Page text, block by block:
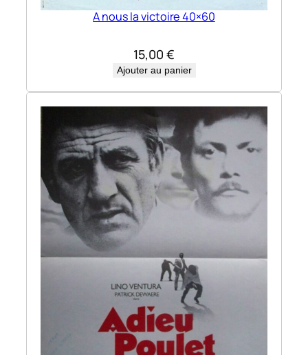
A nous la victoire 40×60
15,00 €
Ajouter au panier